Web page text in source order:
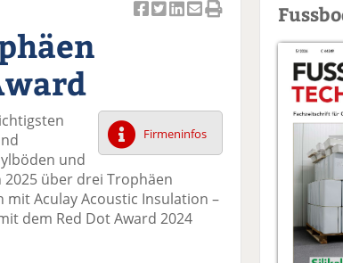
a
uf
F
e
b
o
t
wi
tt
n
a
uf
Li
k
e
di
p
er
E
l
v
D
ru
ck
Firmeninfos
und
über drei Trophäen
Aculay Acoustic Insulation –
dem Red Dot Award 2024